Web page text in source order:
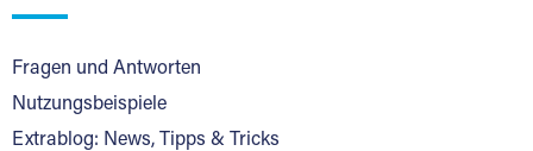
Fragen und Antworten
Nutzungsbeispiele
Extrablog: News, Tipps & Tricks